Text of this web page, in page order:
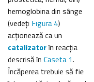
hemoglobina din sânge
(vedeţi Figura 4)
acţionează ca un
catalizatorîn reacţia
descrisă în Caseta 1.
Încăperea trebuie să fie